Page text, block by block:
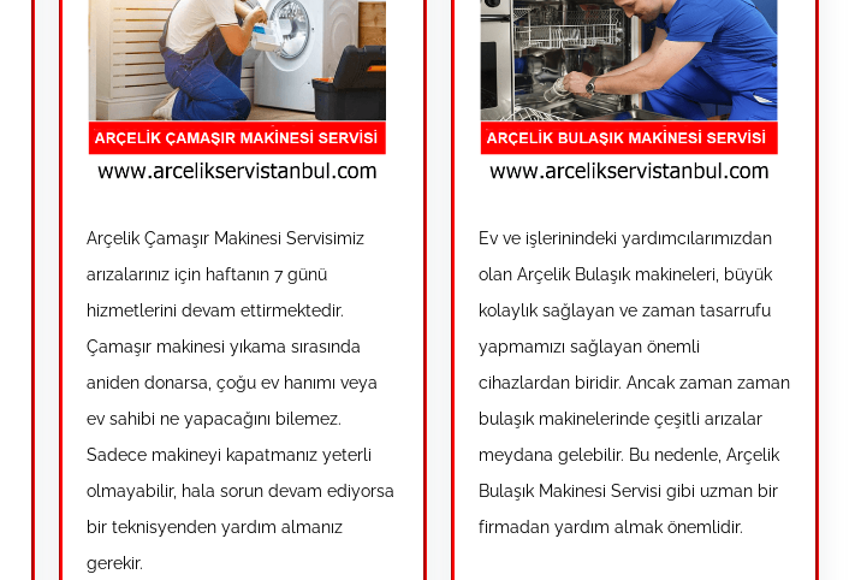
Arçelik Çamaşır Makinesi Servisimiz
arızalarınız için haftanın 7 günü
hizmetlerini devam ettirmektedir.
Çamaşır makinesi yıkama sırasında
aniden donarsa, çoğu ev hanımı veya
ev sahibi ne yapacağını bilemez.
Sadece makineyi kapatmanız yeterli
olmayabilir, hala sorun devam ediyorsa
bir teknisyenden yardım almanız
gerekir.
Ev ve işlerinindeki yardımcılarımızdan
olan Arçelik Bulaşık makineleri, büyük
kolaylık sağlayan ve zaman tasarrufu
yapmamızı sağlayan önemli
cihazlardan biridir. Ancak zaman zaman
bulaşık makinelerinde çeşitli arızalar
meydana gelebilir. Bu nedenle, Arçelik
Bulaşık Makinesi Servisi gibi uzman bir
firmadan yardım almak önemlidir.